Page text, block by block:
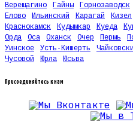
Верещагино
Гайны Горнозаводск
Елово
Ильинский Карагай Кизел
Краснокамск
Кудымкар Куеда
Орда
Оса Оханск Очер Пермь
Уинское
Усть-Кишерть
Чусовой
Юрла Юсьва
Присоединяйтесь к нам